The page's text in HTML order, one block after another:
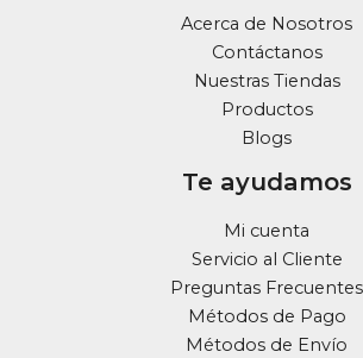
Acerca de Nosotros
Contáctanos
Nuestras Tiendas
Productos
Blogs
Te ayudamos
Mi cuenta
Servicio al Cliente
Preguntas Frecuentes
Métodos de Pago
Métodos de Envío